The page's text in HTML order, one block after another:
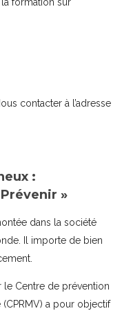
formation sur
contacter à l’adresse
:
»
dans la société
Il importe de bien
Centre de prévention
a pour objectif